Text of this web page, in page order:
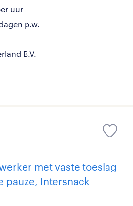
uur
p.w.
B.V.
met vaste toeslag
pauze, Intersnack